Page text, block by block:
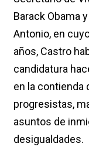
Barack Obama
Antonio, en
años, Castro
candidatura
en la contienda
progresistas,
asuntos de
desigualdades.